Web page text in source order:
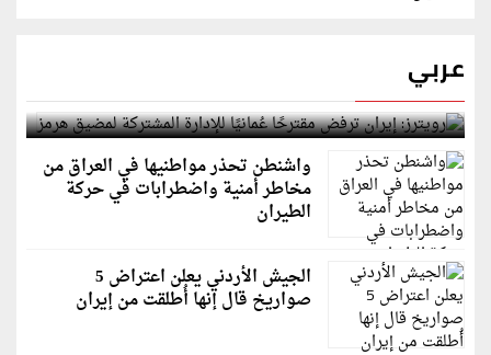
عربي
رويترز: إيران ترفض مقترحًا عُمانيًا للإدارة المشتركة
لمضيق هرمز
واشنطن تحذر مواطنيها في العراق من
مخاطر أمنية واضطرابات في حركة
الطيران
الجيش الأردني يعلن اعتراض 5
صواريخ قال إنها أُطلقت من إيران